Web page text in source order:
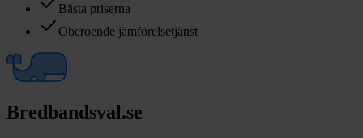
Bästa priserna
Oberoende jämförelsetjänst
Bredbandsval.se